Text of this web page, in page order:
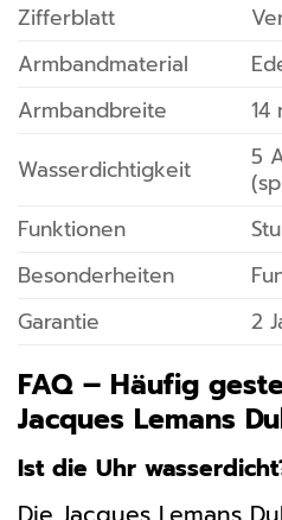
Zifferblatt
Armbandmaterial
Armbandbreite
14
Wasserdichtigkeit
5
Funktionen
Besonderheiten
Garantie
2
FAQ – Häufig
Jacques Lemans
Ist die Uhr